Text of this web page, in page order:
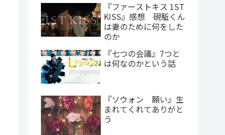
『ファーストキス 1ST
KISS』感想 硯駈くん
は妻のために何をした
のか
『七つの会議』7つと
は何なのかという話
『ソウォン 願い』生
まれてくれてありがと
う